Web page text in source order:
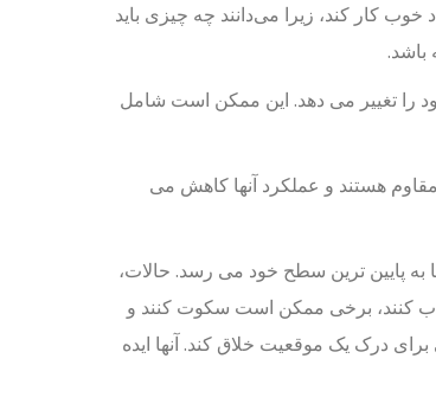
کار کند، زیرا می‌دانند چه چیزی باید
باشد.
را تغییر می دهد. این ممکن است شامل
مقاوم هستند و عملکرد آنها کاهش می
به پایین ترین سطح خود می رسد. حالات،
کنند، برخی ممکن است سکوت کنند و
درک یک موقعیت خلاق کند. آنها ایده